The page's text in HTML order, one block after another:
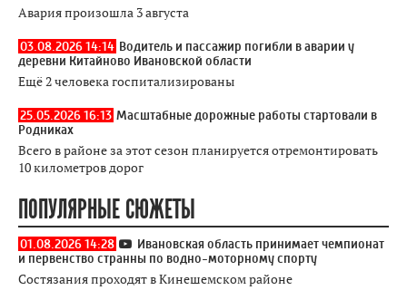
Авария произошла 3 августа
03.08.2026 14:14 Водитель и пассажир погибли в аварии у
деревни Китайново Ивановской области
Ещё 2 человека госпитализированы
25.05.2026 16:13 Масштабные дорожные работы стартовали в
Родниках
Всего в районе за этот сезон планируется отремонтировать
10 километров дорог
ПОПУЛЯРНЫЕ СЮЖЕТЫ
01.08.2026 14:28
Ивановская область принимает чемпионат
и первенство странны по водно-моторному спорту
Состязания проходят в Кинешемском районе